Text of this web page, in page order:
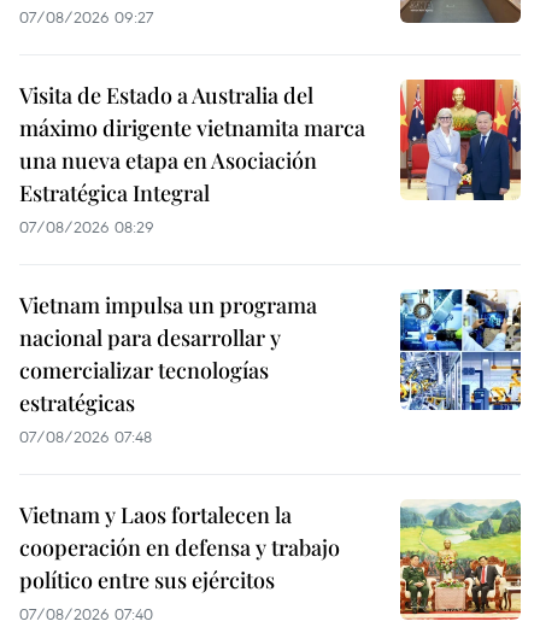
07/08/2026 09:27
Visita de Estado a Australia del
máximo dirigente vietnamita marca
una nueva etapa en Asociación
Estratégica Integral
07/08/2026 08:29
Vietnam impulsa un programa
nacional para desarrollar y
comercializar tecnologías
estratégicas
07/08/2026 07:48
Vietnam y Laos fortalecen la
cooperación en defensa y trabajo
político entre sus ejércitos
07/08/2026 07:40